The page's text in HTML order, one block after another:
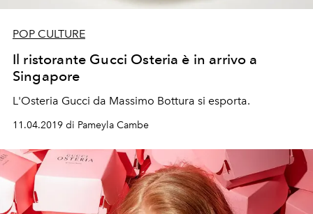
POP CULTURE
Il ristorante Gucci Osteria è in arrivo a
Singapore
L'Osteria Gucci da Massimo Bottura si esporta.
11.04.2019 di Pameyla Cambe